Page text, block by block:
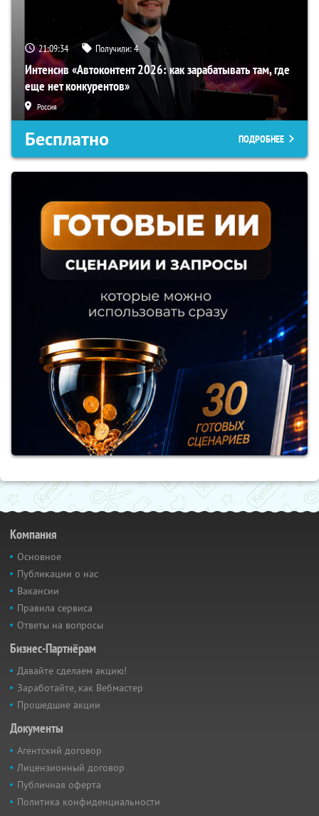
21:09:33 Получили:4
Интенсив «Автоконтент 2026: как зарабатывать там, где
еще нет конкурентов»
Россия
Бесплатно ПОДРОБНЕЕ
Компания
Основное
Публикации о нас
Вакансии
Правила сервиса
Ответы на вопросы
Бизнес-Партнёрам
Давайте сделаем акцию!
Заработайте, как Вебмастер
Прошедшие акции
Документы
Агентский договор
Лицензионный договор
Публичная оферта
Политика конфиденциальности